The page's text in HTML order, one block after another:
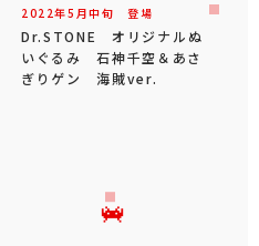
2022年5 月中旬 登場
Dr.STONE オリジナルぬ
いぐるみ 石神千空＆あさ
ぎりゲン 海賊ver.